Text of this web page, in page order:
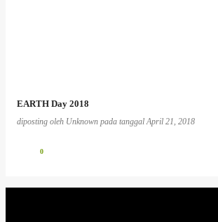
EARTH Day 2018
diposting oleh Unknown pada tanggalApril 21, 2018
0